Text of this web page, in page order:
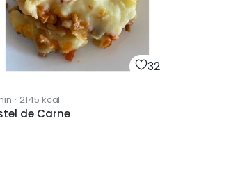
32
· 2145 kcal
de Carne